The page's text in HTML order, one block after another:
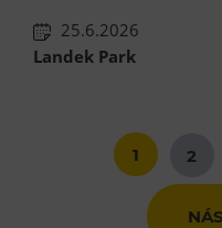
25.6.2026
Landek Park
1 2